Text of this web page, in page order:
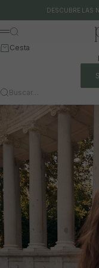
DESCUBRE LAS
Menú
Buscar
Cesta
Buscar…